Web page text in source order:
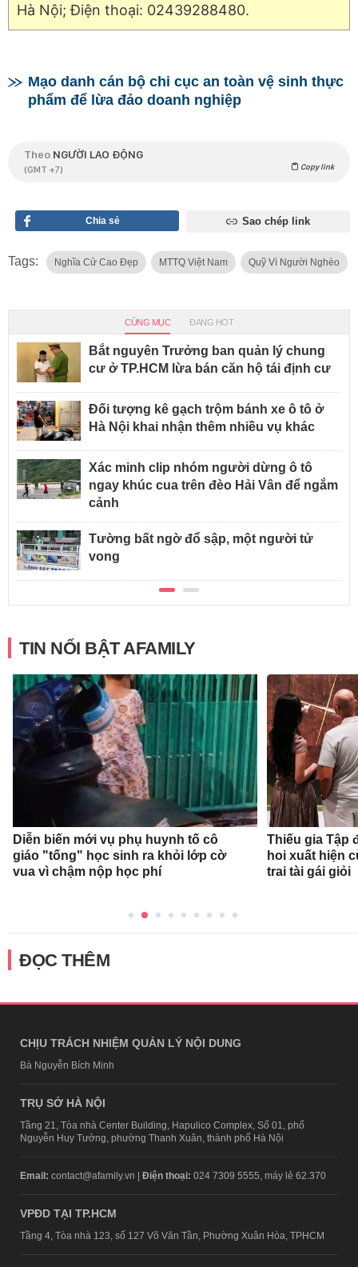
Hà Nội; Điện thoại: 02439288480.
Mạo danh cán bộ chi cục an toàn vệ sinh thực
phẩm để lừa đảo doanh nghiệp
Theo NGƯỜI LAO ĐỘNG
(GMT +7) Copy link
Chia sẻ Sao chép link
Tags: Nghĩa Cử Cao Đẹp MTTQ Việt Nam Quỹ Vì Người Nghèo
CÙNG MỤC ĐANG HOT
Bắt nguyên Trưởng ban quản lý chung
cư ở TP.HCM lừa bán căn hộ tái định cư
Đối tượng kê gạch trộm bánh xe ô tô ở
Hà Nội khai nhận thêm nhiều vụ khác
Xác minh clip nhóm người dừng ô tô
ngay khúc cua trên đèo Hải Vân để ngắm
cảnh
Tường bất ngờ đổ sập, một người tử
vong
TIN NỔI BẬT AFAMILY
Diễn biến mới vụ phụ huynh tố cô
giáo "tống" học sinh ra khỏi lớp cờ
vua vì chậm nộp học phí
Thiếu gia Tập
hoi xuất hiện
trai tài gái giỏi
ĐỌC THÊM
CHỊU TRÁCH NHIỆM QUẢN LÝ NỘI DUNG
Bà Nguyễn Bích Minh
TRỤ SỞ HÀ NỘI
Tầng 21, Tòa nhà Center Building, Hapulico Complex, Số 01, phố
Nguyễn Huy Tưởng, phường Thanh Xuân, thành phố Hà Nội
Email: contact@afamily.vn | Điện thoại: 024 7309 5555, máy lẻ 62.370
VPĐD TẠI TP.HCM
Tầng 4, Tòa nhà 123, số 127 Võ Văn Tần, Phường Xuân Hòa, TPHCM